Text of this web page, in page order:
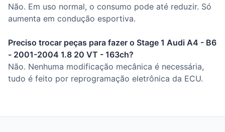
Não. Em uso normal, o consumo pode até reduzir. Só
aumenta em condução esportiva.
Preciso trocar peças para fazer o Stage 1 Audi A4 - B6
- 2001-2004 1.8 20 VT - 163ch?
Não. Nenhuma modificação mecânica é necessária,
tudo é feito por reprogramação eletrônica da ECU.